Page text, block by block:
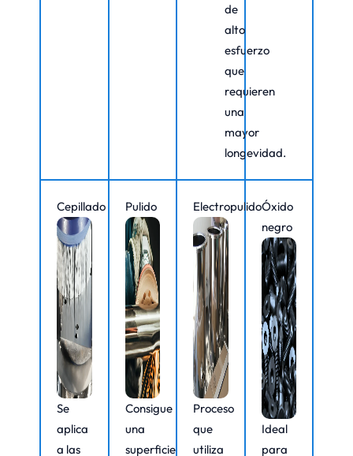
de
alto
esfuerzo
que
requieren
una
mayor
longevidad.
Cepillado
Se
aplica
a las
Pulido
Consigue
una
superficie
Electropulido
Proceso
que
utiliza
Óxido
negro
Ideal
para